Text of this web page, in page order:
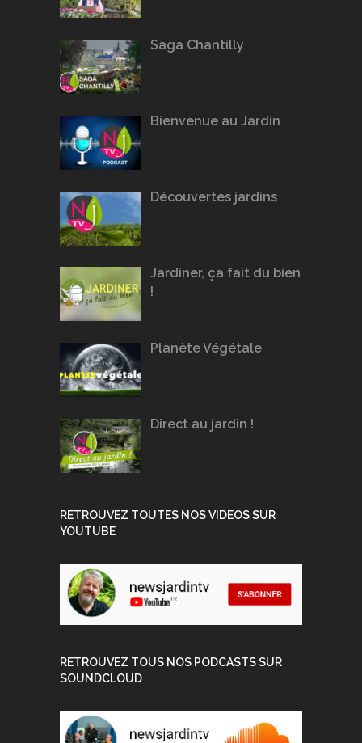
Saga Chantilly
Bienvenue au Jardin
Découvertes jardins
Jardiner, ça fait du bien
!
Planète Végétale
Direct au jardin !
RETROUVEZ TOUTES NOS VIDEOS SUR
YOUTUBE
RETROUVEZ TOUS NOS PODCASTS SUR
SOUNDCLOUD